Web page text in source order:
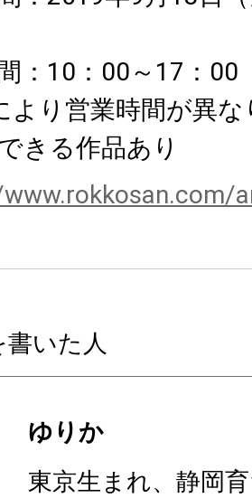
：10：00～17：00
より営業時間が異
きる作品あり
いた人
ゆりか
東京生まれ、静岡